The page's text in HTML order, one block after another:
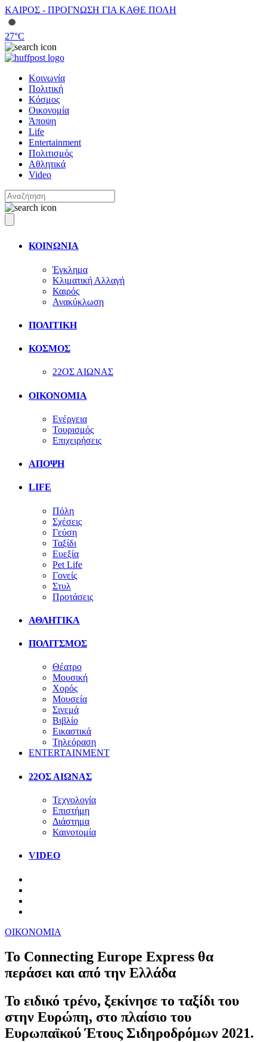
ΚΑΙΡΟΣ - ΠΡΟΓΝΩΣΗ ΓΙΑ ΚΑΘΕ ΠΟΛΗ
27°C
Κοινωνία
Πολιτική
Κόσμος
Οικονομία
Άποψη
Life
Entertainment
Πολιτισμός
Αθλητικά
Video
ΚΟΙΝΩΝΙΑ
Έγκλημα
Κλιματική Αλλαγή
Καιρός
Ανακύκλωση
ΠΟΛΙΤΙΚΗ
ΚΟΣΜΟΣ
22ΟΣ ΑΙΩΝΑΣ
ΟΙΚΟΝΟΜΙΑ
Ενέργεια
Τουρισμός
Επιχειρήσεις
ΑΠΟΨΗ
LIFE
Πόλη
Σχέσεις
Γεύση
Ταξίδι
Ευεξία
Pet Life
Γονείς
Στυλ
Προτάσεις
ΑΘΛΗΤΙΚΑ
ΠΟΛΙΤΣΜΟΣ
Θέατρο
Μουσική
Χορός
Μουσεία
Σινεμά
Βιβλίο
Εικαστικά
Τηλεόραση
ENTERTAINMENT
22ΟΣ ΑΙΩΝΑΣ
Τεχνολογία
Επιστήμη
Διάστημα
Καινοτομία
VIDEO
ΟΙΚΟΝΟΜΙΑ
Το Connecting Europe Express θα
περάσει και από την Ελλάδα
Το ειδικό τρένο, ξεκίνησε το ταξίδι του
στην Ευρώπη, στο πλαίσιο του
Ευρωπαϊκού Έτους Σιδηροδρόμων 2021.